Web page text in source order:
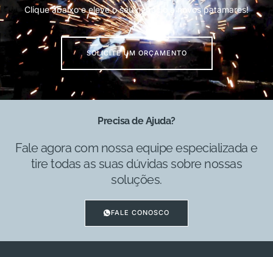
Clique abaixo e eleve o seu negócio a novos patamares!
SOLICITE UM ORÇAMENTO
Precisa de Ajuda?
Fale agora com nossa equipe especializada e
tire todas as suas dúvidas sobre nossas
soluções.
FALE CONOSCO